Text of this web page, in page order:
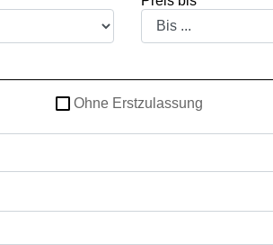
Ohne Erstzulassung